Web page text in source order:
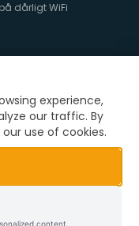
dårligt WiFi
ud
experience,
our traffic. By
use of cookies.
content.